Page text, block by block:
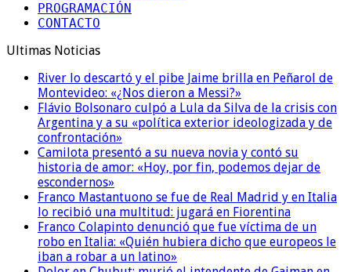
PROGRAMACIÓN
CONTACTO
Ultimas Noticias
River lo descartó y el pibe Jaime brilla en Peñarol de
Montevideo: «¿Nos dieron a Messi?»
Flávio Bolsonaro culpó a Lula da Silva de la crisis con
Argentina y a su «política exterior ideologizada y de
confrontación»
Camilota presentó a su nueva novia y contó su
historia de amor: «Hoy, por fin, podemos dejar de
escondernos»
Franco Mastantuono se fue de Real Madrid y en Italia
lo recibió una multitud: jugará en Fiorentina
Franco Colapinto denunció que fue víctima de un
robo en Italia: «Quién hubiera dicho que europeos le
iban a robar a un latino»